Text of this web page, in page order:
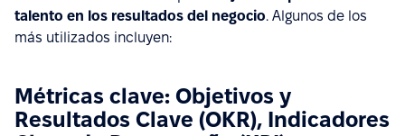
talento en los resultados del negocio. Algunos de los
más utilizados incluyen:
Métricas clave: Objetivos y
Resultados Clave (OKR), Indicadores